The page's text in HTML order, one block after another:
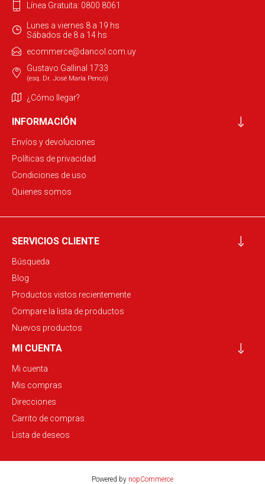
Línea Gratuita: 0800 8061
Lunes a viernes 8 a 19 hs
Sábados de 8 a 14 hs
ecommerce@dancol.com.uy
Gustavo Gallinal 1733
(esq. Dr. José María Penco)
¿Cómo llegar?
INFORMACIÓN
Envíos y devoluciones
Políticas de privacidad
Condiciones de uso
Quienes somos
SERVICIOS CLIENTE
Búsqueda
Blog
Productos vistos recientemente
Compare la lista de productos
Nuevos productos
MI CUENTA
Mi cuenta
Mis compras
Direcciones
Carrito de compras
Lista de deseos
Powered by nopCommerce